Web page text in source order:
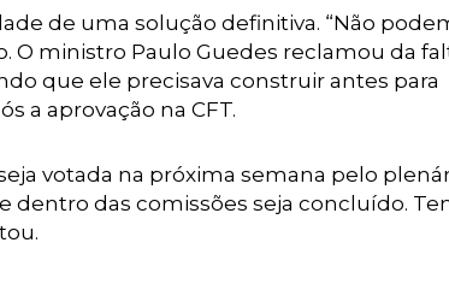
de uma solução definitiva. “Não
O ministro Paulo Guedes reclamou da
que ele precisava construir antes para
a aprovação na CFT.
votada na próxima semana pelo
dentro das comissões seja concluído.